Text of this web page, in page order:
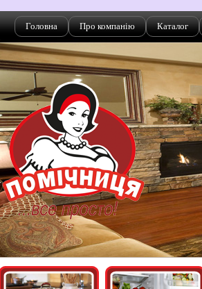
Головна
Про компанію Каталог